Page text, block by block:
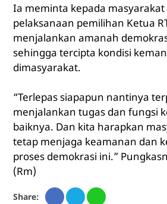
Ia meminta kepada
pelaksanaan pemilihan Ketua
menjalankan amanah
sehingga tercipta kondisi
dimasyarakat.
“Terlepas siapapun nantinya
menjalankan tugas dan fungsi
baiknya. Dan kita harapkan
tetap menjaga keamanan dan
proses demokrasi ini.”
(Rm)
Share: